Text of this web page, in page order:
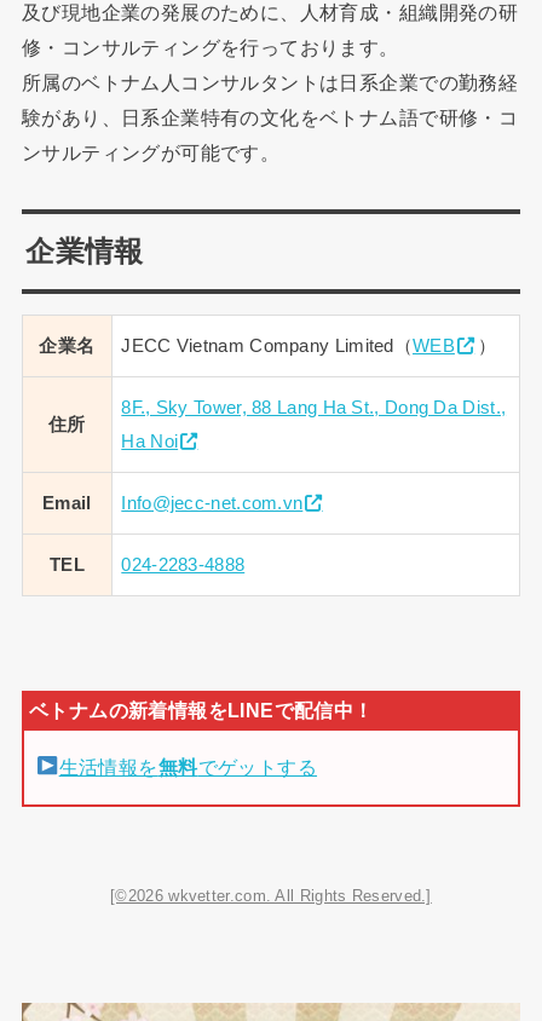
及び現地企業の発展のために、人材育成・組織開発の研
修・コンサルティングを行っております。
所属のベトナム人コンサルタントは日系企業での勤務経
験があり、日系企業特有の文化をベトナム語で研修・コ
ンサルティングが可能です。
企業情報
企業名 JECC Vietnam Company Limited（WEB ）
住所
8F., Sky Tower, 88 Lang Ha St., Dong Da Dist.,
Ha Noi
Email Info@jecc-net.com.vn
TEL 024-2283-4888
生活情報を無料でゲットする
[©2026 wkvetter.com. All Rights Reserved.]